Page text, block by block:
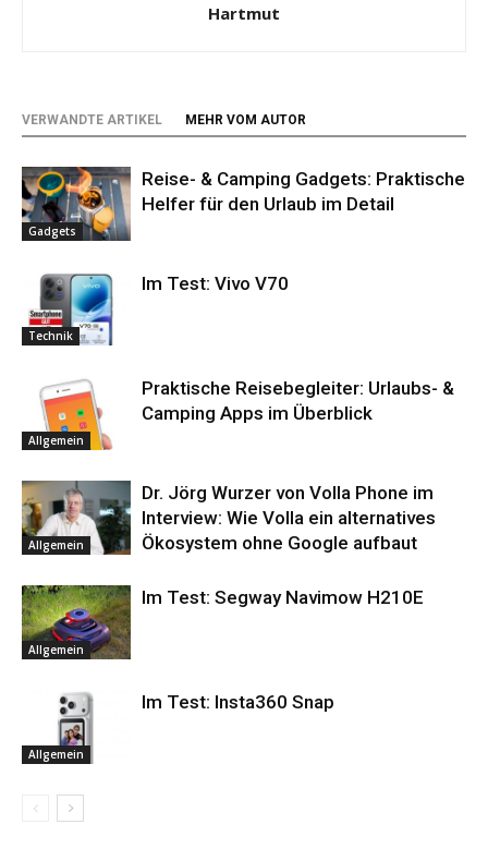
Hartmut
VERWANDTE ARTIKEL MEHR VOM AUTOR
Gadgets
Reise- & Camping Gadgets: Praktische
Helfer für den Urlaub im Detail
Technik
Im Test: Vivo V70
Allgemein
Praktische Reisebegleiter: Urlaubs- &
Camping Apps im Überblick
Allgemein
Dr. Jörg Wurzer von Volla Phone im
Interview: Wie Volla ein alternatives
Ökosystem ohne Google aufbaut
Allgemein
Im Test: Segway Navimow H210E
Allgemein
Im Test: Insta360 Snap